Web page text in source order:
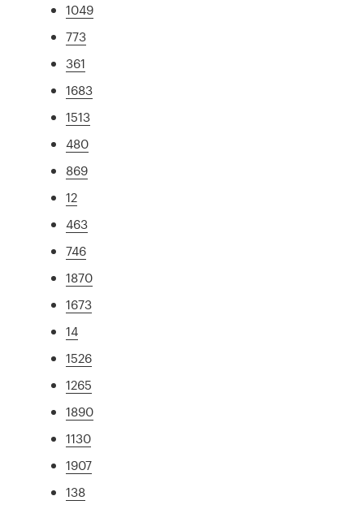
1049
773
361
1683
1513
480
869
12
463
746
1870
1673
14
1526
1265
1890
1130
1907
138